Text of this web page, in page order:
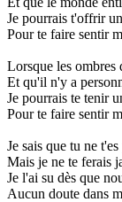
Je pourrais t'offrir
Pour te faire sentir
Lorsque les ombres
Et qu'il n'y a
Je pourrais te tenir
Pour te faire sentir
Je sais que tu ne
Mais je ne te ferais
Je l'ai su dès que
Aucun doute dans